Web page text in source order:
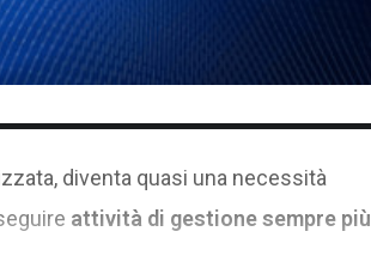
diventa quasi una necessità
attività di gestione sempre più